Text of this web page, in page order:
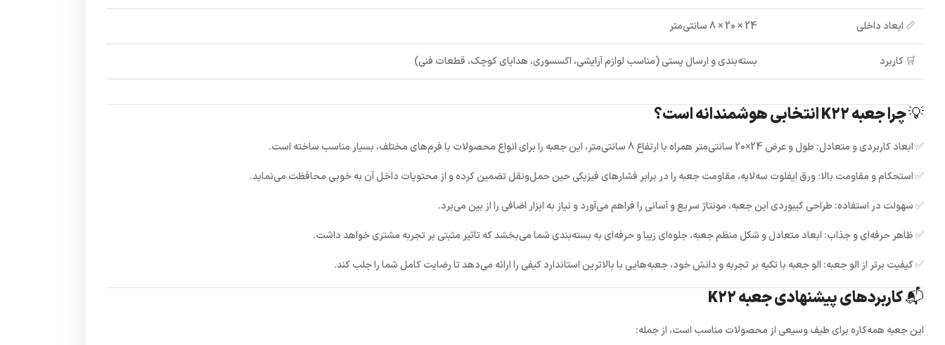
📏 ابعاد داخلی 24 × 20 × 8 سانتی‌متر
🛒 کاربرد بسته‌بندی و ارسال پستی (مناسب لوازم آرایشی، اکسسوری، هدایای کوچک، قطعات فنی)
💡 چرا جعبه K22 انتخابی هوشمندانه است؟
✅ابعاد کاربردی و متعادل: طول و عرض 24×20 سانتی‌متر همراه با ارتفاع 8 سانتی‌متر، این جعبه را برای انواع محصولات با فرم‌های مختلف، بسیار مناسب ساخته است.
✅استحکام و مقاومت بالا:ورق ایفلوت سه‌لایه، مقاومت جعبه را در برابر فشارهای فیزیکی حین حمل‌ونقل تضمین کرده و از محتویات داخل آن به خوبی محافظت می‌نماید.
✅سهولت در استفاده: طراحی کیبوردی این جعبه، مونتاژ سریع و آسانی را فراهم می‌آورد و نیاز به ابزار اضافی را از بین می‌برد.
✅ظاهر حرفه‌ای و جذاب: ابعاد متعادل و شکل منظم جعبه، جلوه‌ای زیبا و حرفه‌ای به بسته‌بندی شما می‌بخشد که تاثیر مثبتی بر تجربه مشتری خواهد داشت.
✅کیفیت برتر از الو جعبه: الو جعبه با تکیه بر تجربه و دانش خود، جعبه‌هایی با بالاترین استاندارد کیفی را ارائه می‌دهد تا رضایت کامل شما را جلب کند.
📬 کاربردهای پیشنهادی جعبه K22
این جعبه همه‌کاره برای طیف وسیعی از محصولات مناسب است، از جمله: